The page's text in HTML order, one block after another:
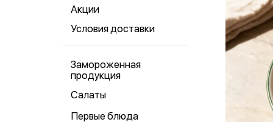
Акции
Условия доставки
Замороженная
продукция
Салаты
Первые блюда